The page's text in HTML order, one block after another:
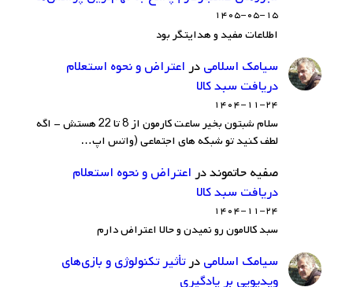
۱۴۰۵-۰۵-۱۵
اطلاعات مفید و هدایتگر بود
سيامك اسلاميدراعتراض و نحوه استعلام
دریافت سبد کالا
۱۴۰۴-۱۱-۲۴
سلام شبتون بخیر ساعت کارمون از 8 تا 22 هستش - اگه
لطف کنید تو شبکه های اجتماعی (واتس اپ…
صفیه حاتمونددراعتراض و نحوه استعلام
دریافت سبد کالا
۱۴۰۴-۱۱-۲۴
سبد کالامون رو نمیدن و حالا اعتراض دارم
سيامك اسلاميدرتأثیر تکنولوژی و بازی‌های
ویدیویی بر یادگیری